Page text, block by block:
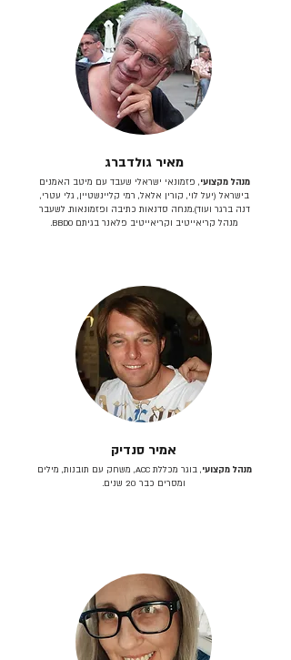
מאיר גולדברג
מנהל מקצועי, פזמונאי ישראלי שעבד עם מיטב האמנים
בישראל (יעל לוי, קורין אלאל, רמי קליינשטיין, גלי עטרי,
דנה ברגר ועוד).מנחה סדנאות כתיבה ופזמונאות. לשעבר
מנהל קריאייטיב וקריאייטיב פלאנר בגיתם BBDO.
אמיר סנדיק
מנהל מקצועי
, בוגר מכללת ACC, משחק עם תובנות, מילים
ומסרים כבר 20 שנים.